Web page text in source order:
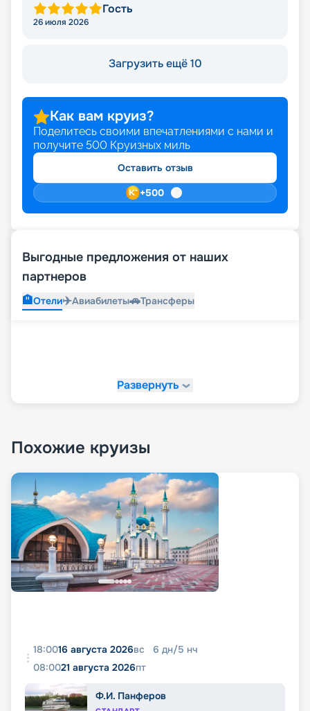
Гость
26 июля 2026
Загрузить ещё 10
Как вам круиз?
Поделитесь своими впечатлениями с нами и
получите 500 Круизных миль
Оставить отзыв
+500
Выгодные предложения от наших
партнеров
🏨Отели✈️Авиабилеты🚗Трансферы
Развернуть
Похожие круизы
18:0016 августа 2026вс 6 дн/5 нч
08:0021 августа 2026пт
Ф.И. Панферов